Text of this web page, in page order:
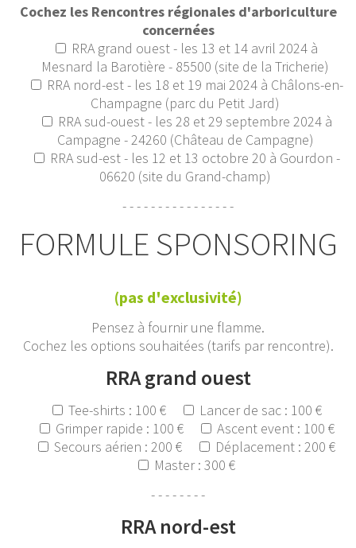
Cochez les Rencontres régionales d'arboriculture
concernées
RRA grand ouest - les 13 et 14 avril 2024 à
Mesnard la Barotière - 85500 (site de la Tricherie)
RRA nord-est - les 18 et 19 mai 2024 à Châlons-en-
Champagne (parc du Petit Jard)
RRA sud-ouest - les 28 et 29 septembre 2024 à
Campagne - 24260 (Château de Campagne)
RRA sud-est - les 12 et 13 octobre 20 à Gourdon -
06620 (site du Grand-champ)
- - - - - - - - - - - - - - - -
FORMULE SPONSORING
(pas d'exclusivité)
Pensez à fournir une flamme.
Cochez les options souhaitées (tarifs par rencontre).
RRA grand ouest
Tee-shirts : 100 €
Lancer de sac : 100 €
Grimper rapide : 100 €
Ascent event : 100 €
Secours aérien : 200 €
Déplacement : 200 €
Master : 300 €
- - - - - - - -
RRA nord-est